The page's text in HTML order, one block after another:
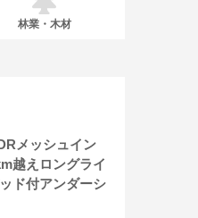
林業・木材
メッシュイン
越えロングライ
ド付アンダーシ